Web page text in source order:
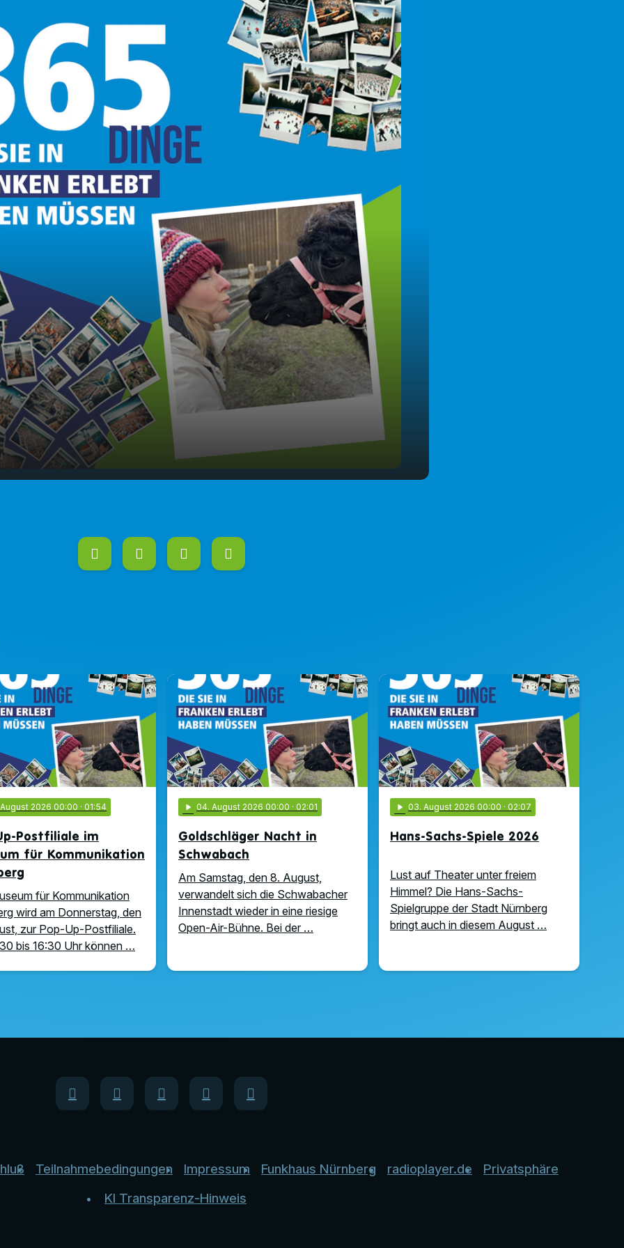
August 2026 00:00 · 01:54
Postfiliale im
für Kommunikation
für Kommunikation
wird am Donnerstag, den
zur Pop-Up-Postfiliale.
bis 16:30 Uhr können …
play_arrow 04. August 2026 00:00 · 02:01
Goldschläger Nacht in
Schwabach
Am Samstag, den 8. August,
verwandelt sich die Schwabacher
Innenstadt wieder in eine riesige
Open-Air-Bühne. Bei der …
play_arrow 03. August 2026 00:00 · 02:07
Hans-Sachs-Spiele 2026
Lust auf Theater unter freiem
Himmel? Die Hans-Sachs-
Spielgruppe der Stadt Nürnberg
bringt auch in diesem August …
Teilnahmebedingungen Impressum Funkhaus Nürnberg radioplayer.de
Privatsphäre
KI Transparenz-Hinweis